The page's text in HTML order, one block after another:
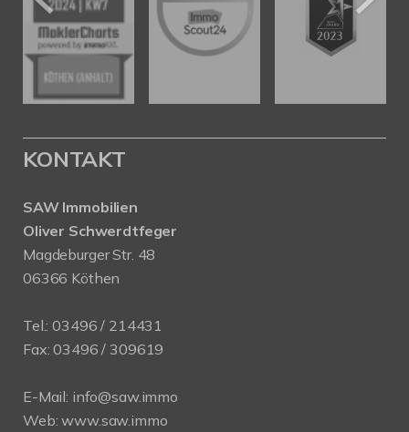
KONTAKT
SAW Immobilien
Oliver Schwerdtfeger
Magdeburger Str. 48
06366 Köthen
Tel.:03496 / 214431
Fax: 03496 / 309619
E-Mail: info@saw.immo
Web:www.saw.immo